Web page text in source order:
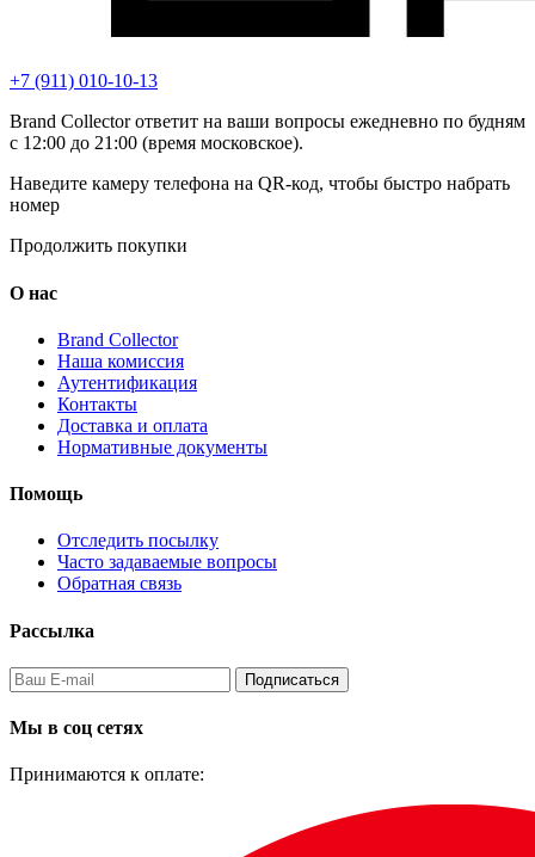
+7 (911) 010-10-13
Brand Collector ответит на ваши вопросы ежедневно по будням
с 12:00 до 21:00 (время московское).
Наведите камеру телефона на QR-код, чтобы быстро набрать
номер
Продолжить покупки
О нас
Brand Collector
Наша комиссия
Аутентификация
Контакты
Доставка и оплата
Нормативные документы
Помощь
Отследить посылку
Часто задаваемые вопросы
Обратная связь
Рассылка
Подписаться
Мы в соц сетях
Принимаются к оплате: